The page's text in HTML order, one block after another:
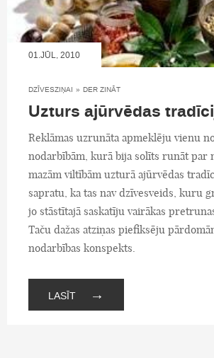
01.JŪL, 2010
DZĪVESZIŅAI » DER ZINĀT
Uzturs ajūrvēdas
Reklāmas uzrunāta apmeklēju vienu
nodarbībām, kurā bija solīts runāt par
mazām viltībām uzturā ajūrvēdas
sapratu, ka tas nav dzīvesveids, kuru
jo stāstītajā saskatīju vairākas
Taču dažas atziņas piefiksēju
nodarbības konspekts.
LASĪT →